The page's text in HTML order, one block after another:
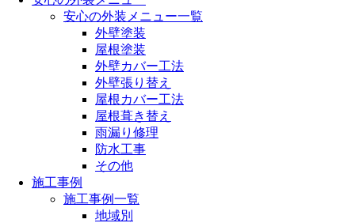
安心の外装メニュー一覧
外壁塗装
屋根塗装
外壁カバー工法
外壁張り替え
屋根カバー工法
屋根葺き替え
雨漏り修理
防水工事
その他
施工事例
施工事例一覧
地域別